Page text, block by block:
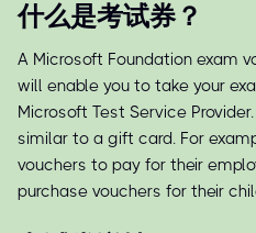
什么是考试券？
A Microsoft Foundation exam
will enable you to take your
Microsoft Test Service
similar to a gift card. For
vouchers to pay for their
purchase vouchers for their